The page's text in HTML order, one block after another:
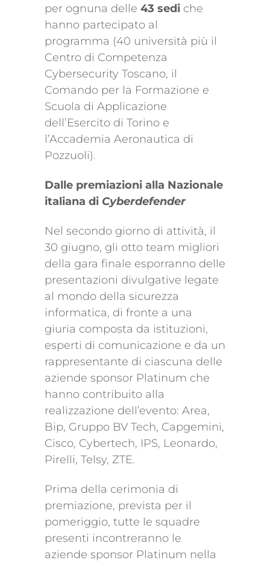
per ognuna delle 43 sedi che
hanno partecipato al
programma (40 università più il
Centro di Competenza
Cybersecurity Toscano, il
Comando per la Formazione e
Scuola di Applicazione
dell’Esercito di Torino e
l’Accademia Aeronautica di
Pozzuoli).
Dalle premiazioni alla Nazionale
italiana di Cyberdefender
Nel secondo giorno di attività, il
30 giugno, gli otto team migliori
della gara finale esporranno delle
presentazioni divulgative legate
al mondo della sicurezza
informatica, di fronte a una
giuria composta da istituzioni,
esperti di comunicazione e da un
rappresentante di ciascuna delle
aziende sponsor Platinum che
hanno contribuito alla
realizzazione dell’evento: Area,
Bip, Gruppo BV Tech, Capgemini,
Cisco, Cybertech, IPS, Leonardo,
Pirelli, Telsy, ZTE.
Prima della cerimonia di
premiazione, prevista per il
pomeriggio, tutte le squadre
presenti incontreranno le
aziende sponsor Platinum nella